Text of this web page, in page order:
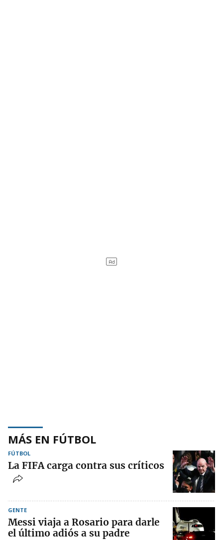
MÁS EN FÚTBOL
FÚTBOL
La FIFA carga contra sus críticos
GENTE
Messi viaja a Rosario para darle
el último adiós a su padre